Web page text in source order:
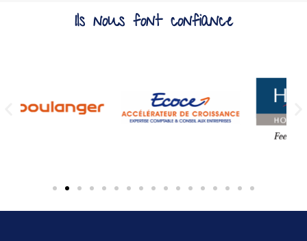
Ils nous font confiance